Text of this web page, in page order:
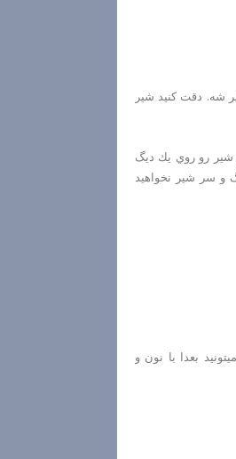
شه. دقت كنيد شير
شير رو روي يك ديگ
و سر شير نخواهيد
بعدا با نون و